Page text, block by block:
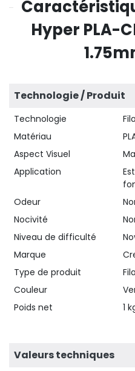
Hyper PLA-
Technologie / Produit
Technologie
Matériau
Aspect Visuel
Application
Odeur
Nocivité
Niveau de difficulté
Marque
Type de produit
Couleur
Poids net
1
Valeurs techniques